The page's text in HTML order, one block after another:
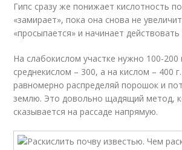
Гипс сразу же понижает кислотность
«замирает», пока она снова не
«просыпается» и начинает действовать
На слабокислом участке нужно 100-200
среднекислом – 300, а на кислом – 400
равномерно распределяй порошок и
землю. Это довольно щадящий метод,
сказывается на рассаде напрямую.